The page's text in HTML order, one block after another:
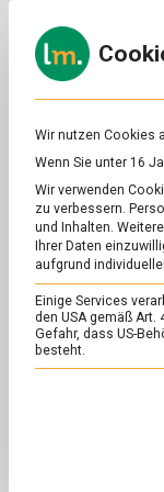
to
content
Wir nutzen Cookies
Wenn Sie unter 16
Wir verwenden
zu verbessern.
und Inhalten.
Ihrer Daten
aufgrund
Einige Services
den USA gemäß Art.
Gefahr, dass US-
besteht.
Es folgt eine